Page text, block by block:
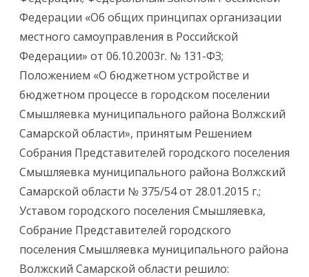
Федерации «Об общих принципах организации
местного самоуправления в Российской
Федерации» от 06.10.2003г. № 131-ФЗ;
Положением «О бюджетном устройстве и
бюджетном процессе в городском поселении
Смышляевка муниципального района Волжский
Самарской области», принятым Решением
Собрания Представителей городского поселения
Смышляевка муниципального района Волжский
Самарской области № 375/54 от 28.01.2015 г.;
Уставом городского поселения Смышляевка,
Собрание Представителей городского
поселения Смышляевка муниципального района
Волжский Самарской области решило: